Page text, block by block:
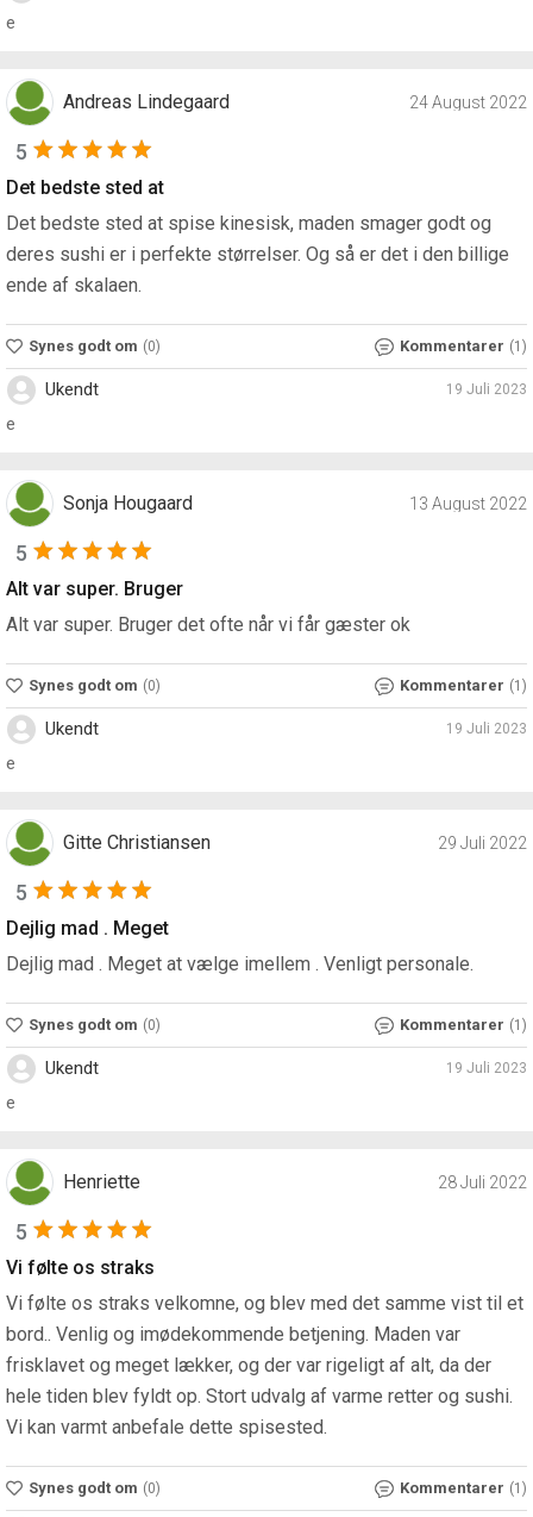
e
Andreas Lindegaard 24 August 2022
5
Det bedste sted at
Det bedste sted at spise kinesisk, maden smager godt og
deres sushi er i perfekte størrelser. Og så er det i den billige
ende af skalaen.
Synes godt om (0) Kommentarer (1)
Ukendt 19 Juli 2023
e
Sonja Hougaard 13 August 2022
5
Alt var super. Bruger
Alt var super. Bruger det ofte når vi får gæster ok
Synes godt om (0) Kommentarer (1)
Ukendt 19 Juli 2023
e
Gitte Christiansen 29 Juli 2022
5
Dejlig mad . Meget
Dejlig mad . Meget at vælge imellem . Venligt personale.
Synes godt om (0) Kommentarer (1)
Ukendt 19 Juli 2023
e
Henriette 28 Juli 2022
5
Vi følte os straks
Vi følte os straks velkomne, og blev med det samme vist til et
bord.. Venlig og imødekommende betjening. Maden var
frisklavet og meget lækker, og der var rigeligt af alt, da der
hele tiden blev fyldt op. Stort udvalg af varme retter og sushi.
Vi kan varmt anbefale dette spisested.
Synes godt om (0) Kommentarer (1)